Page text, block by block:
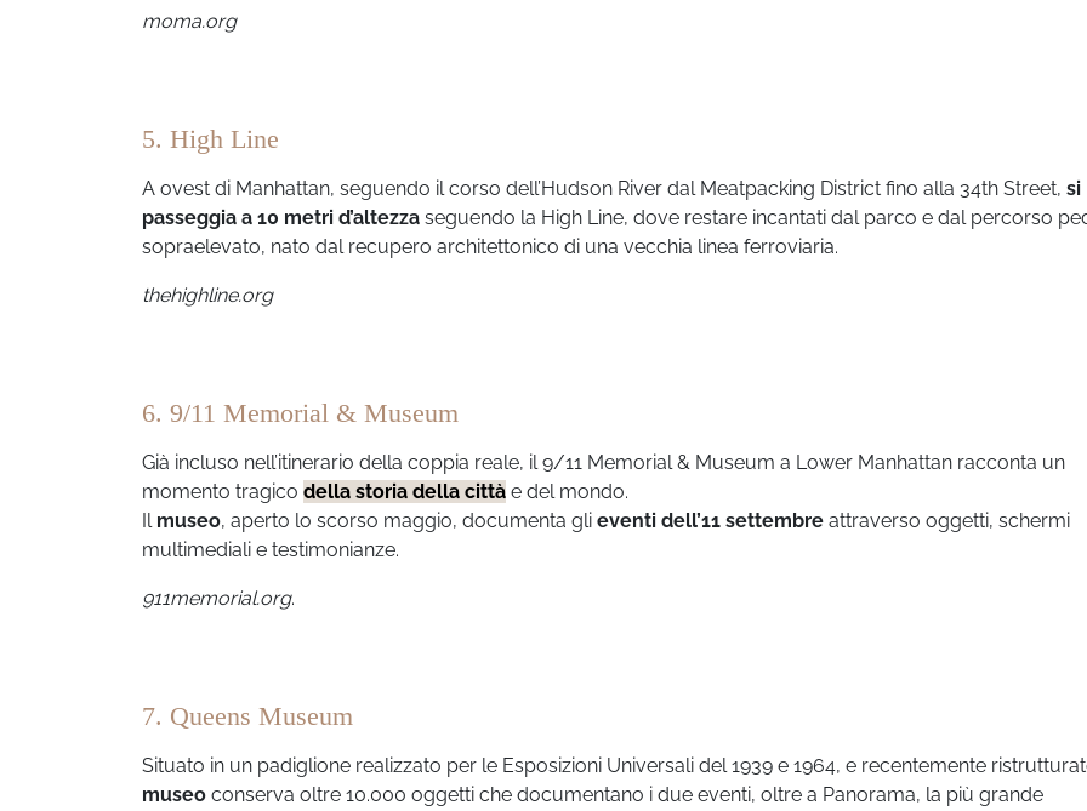
moma.org
5. High Line
A ovest di Manhattan, seguendo il corso dell’Hudson River dal Meatpacking District fino alla 34th Street, si
passeggia a 10 metri d’altezza seguendo la High Line, dove restare incantati dal parco e dal percorso
sopraelevato, nato dal recupero architettonico di una vecchia linea ferroviaria.
thehighline.org
6. 9/11 Memorial & Museum
Già incluso nell’itinerario della coppia reale, il 9/11 Memorial & Museum a Lower Manhattan racconta un
momento tragico della storia della città e del mondo.
Il museo, aperto lo scorso maggio, documenta gli eventi dell’11 settembre attraverso oggetti, schermi
multimediali e testimonianze.
911memorial.org.
7. Queens Museum
Situato in un padiglione realizzato per le Esposizioni Universali del 1939 e 1964, e recentemente
museo conserva oltre 10.000 oggetti che documentano i due eventi, oltre a Panorama, la più grande